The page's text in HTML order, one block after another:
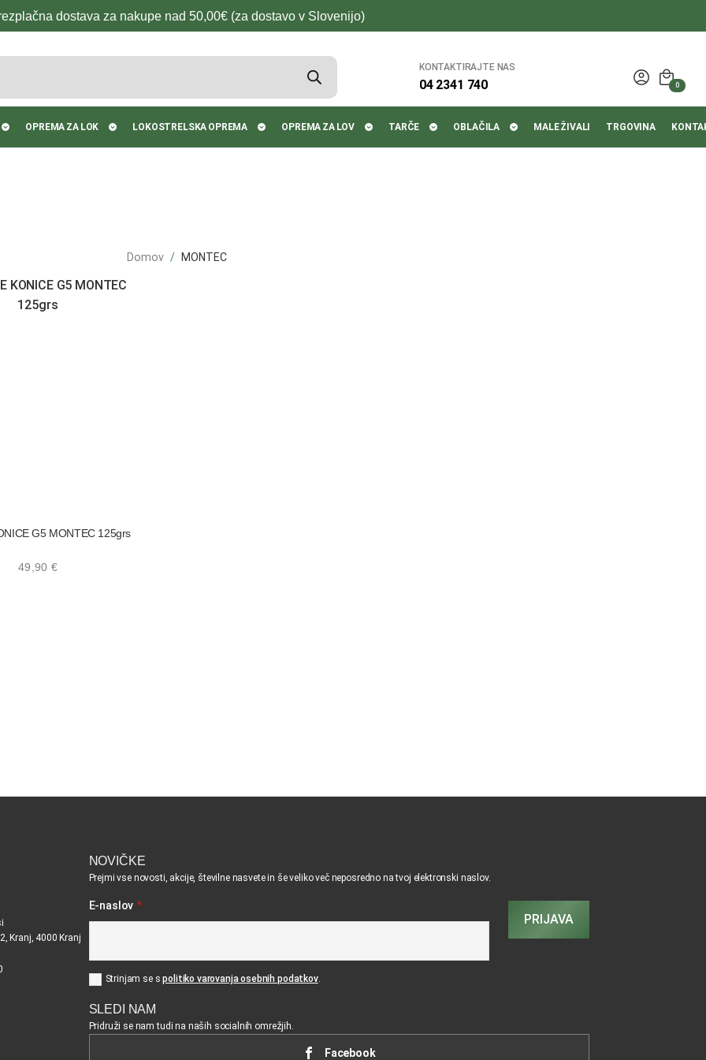
dostava za nakupe nad 50,00€ (za dostavo v Slovenijo)
KONTAKTIRAJTE NAS
04 2341 740 0
OPREMA ZA LOK LOKOSTRELSKA OPREMA OPREMA ZA LOV TARČE OBLAČILA MALE ŽIVALI TRGOVINA
Domov MONTEC
49,90 €
G5 MONTEC 125grs
Kranj, 4000 Kranj
NOVIČKE
Prejmi vse novosti, akcije, številne nasvete in še veliko več neposredno na tvoj elektronski naslov.
E-naslov *
Strinjam se spolitiko varovanja osebnih podatkov.
PRIJAVA
SLEDI NAM
Pridruži se nam tudi na naših socialnih omrežjih.
Facebook